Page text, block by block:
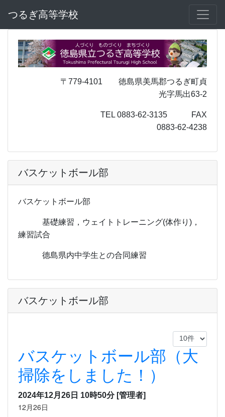
つるぎ高等学校
〒779-4101 徳島県美馬郡つるぎ町貞
光字馬出63-2
TEL 0883-62-3135 FAX
0883-62-4238
バスケットボール部
バスケットボール部
基礎練習，ウェイトトレーニング(体作り)，
練習試合
德島県内中学生との合同練習
バスケットボール部
バスケットボール部（大
掃除をしました！）
2024年12月26日 10時50分 [管理者]
12月26日